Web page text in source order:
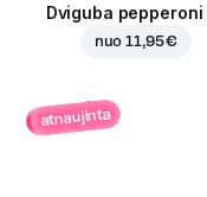
Dviguba pepperoni
nuo11,95 €
atnaujinta